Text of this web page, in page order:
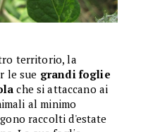
territorio, la
le sue grandi foglie
che si attaccano ai
al minimo
raccolti d'estate